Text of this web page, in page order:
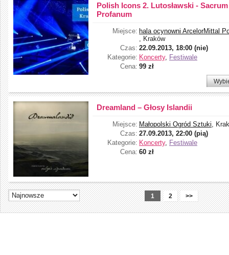
Polish Icons 2. Lutosławski - Sacrum
Profanum
Miejsce: hala ocynowni ArcelorMittal
, Kraków
Czas: 22.09.2013, 18:00 (nie)
Kategorie: Koncerty, Festiwale
Cena: 99 zł
Dreamland – Głosy Islandii
Miejsce: Małopolski Ogród Sztuki,
Czas: 27.09.2013, 22:00 (pią)
Kategorie: Koncerty, Festiwale
Cena: 60 zł
1 2 >>